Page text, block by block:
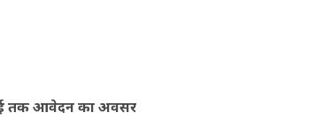
तक आवेदन का अवसर